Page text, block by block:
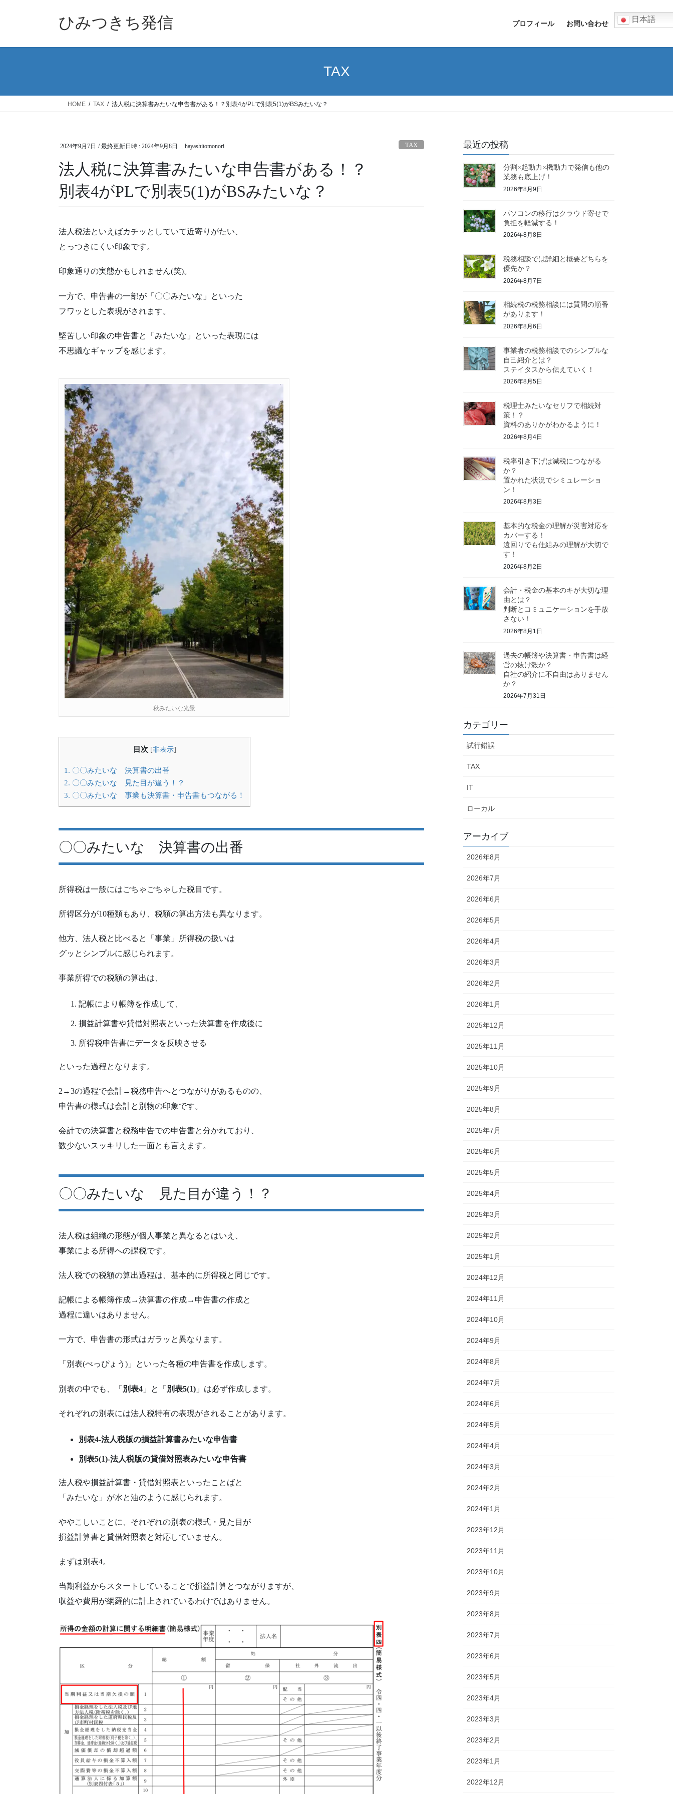
ひみつきち発信 プロフィール お問い合わせ
日本語
TAX
HOME TAX 法人税に決算書みたいな申告書がある！？別表4がPLで別表5(1)がBSみたいな？
2024年9月7日 / 最終更新日時 : 2024年9月8日 hayashitomonori TAX
法人税に決算書みたいな申告書がある！？
別表4がPLで別表5(1)がBSみたいな？
法人税法といえばカチッとしていて近寄りがたい、
とっつきにくい印象です。
印象通りの実態かもしれません(笑)。
一方で、申告書の一部が「〇〇みたいな」といった
フワッとした表現がされます。
堅苦しい印象の申告書と「みたいな」といった表現には
不思議なギャップを感じます。
秋みたいな光景
目次 [非表示]
1. 〇〇みたいな 決算書の出番
2. 〇〇みたいな 見た目が違う！？
3. 〇〇みたいな 事業も決算書・申告書もつながる！
〇〇みたいな 決算書の出番
所得税は一般にはごちゃごちゃした税目です。
所得区分が10種類もあり、税額の算出方法も異なります。
他方、法人税と比べると「事業」所得税の扱いは
グッとシンプルに感じられます。
事業所得での税額の算出は、
記帳により帳簿を作成して、
損益計算書や貸借対照表といった決算書を作成後に
所得税申告書にデータを反映させる
といった過程となります。
2→3の過程で会計→税務申告へとつながりがあるものの、
申告書の様式は会計と別物の印象です。
会計での決算書と税務申告での申告書と分かれており、
数少ないスッキリした一面とも言えます。
〇〇みたいな 見た目が違う！？
法人税は組織の形態が個人事業と異なるとはいえ、
事業による所得への課税です。
法人税での税額の算出過程は、基本的に所得税と同じです。
記帳による帳簿作成→決算書の作成→申告書の作成と
過程に違いはありません。
一方で、申告書の形式はガラッと異なります。
「別表(べっぴょう)」といった各種の申告書を作成します。
別表の中でも、「 別表4 」と「 別表5(1) 」は必ず作成します。
それぞれの別表には法人税特有の表現がされることがあります。
別表4‐法人税版の損益計算書みたいな申告書
別表5(1)‐法人税版の貸借対照表みたいな申告書
法人税や損益計算書・貸借対照表といったことばと
「みたいな」が水と油のように感じられます。
ややこしいことに、それぞれの別表の様式・見た目が
損益計算書と貸借対照表と対応していません。
まずは別表4。
当期利益からスタートしていることで損益計算とつながりますが、
収益や費用が網羅的に計上されているわけではありません。
最近の投稿
分割×起動力×機動力で発信も他の
業務も底上げ！
2026年8月9日
パソコンの移行はクラウド寄せで
負担を軽減する！
2026年8月8日
税務相談では詳細と概要どちらを
優先か？
2026年8月7日
相続税の税務相談には質問の順番
があります！
2026年8月6日
事業者の税務相談でのシンプルな
自己紹介とは？
ステイタスから伝えていく！
2026年8月5日
税理士みたいなセリフで相続対
策！？
資料のありかがわかるように！
2026年8月4日
税率引き下げは減税につながる
か？
置かれた状況でシミュレーショ
ン！
2026年8月3日
基本的な税金の理解が災害対応を
カバーする！
遠回りでも仕組みの理解が大切で
す！
2026年8月2日
会計・税金の基本のキが大切な理
由とは？
判断とコミュニケーションを手放
さない！
2026年8月1日
過去の帳簿や決算書・申告書は経
営の抜け殻か？
自社の紹介に不自由はありません
か？
2026年7月31日
カテゴリー
試行錯誤
TAX
IT
ローカル
アーカイブ
2026年8月
2026年7月
2026年6月
2026年5月
2026年4月
2026年3月
2026年2月
2026年1月
2025年12月
2025年11月
2025年10月
2025年9月
2025年8月
2025年7月
2025年6月
2025年5月
2025年4月
2025年3月
2025年2月
2025年1月
2024年12月
2024年11月
2024年10月
2024年9月
2024年8月
2024年7月
2024年6月
2024年5月
2024年4月
2024年3月
2024年2月
2024年1月
2023年12月
2023年11月
2023年10月
2023年9月
2023年8月
2023年7月
2023年6月
2023年5月
2023年4月
2023年3月
2023年2月
2023年1月
2022年12月